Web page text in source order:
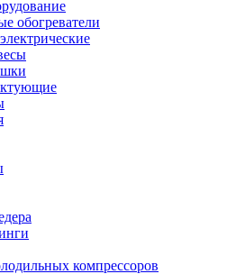
обогреватели
компрессоров